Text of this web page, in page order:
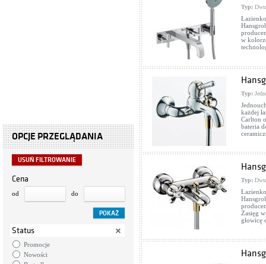
OPCJE PRZEGLĄDANIA
USUŃ FILTROWANIE
Cena
od do
Status
Promocje
Nowości
Typ:
w
Typ:
każdej
Carlton
bateria
Typ:
Zasięg
głowicę